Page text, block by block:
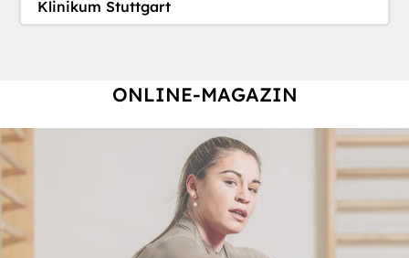
Klinikum Stuttgart
ONLINE-MAGAZIN